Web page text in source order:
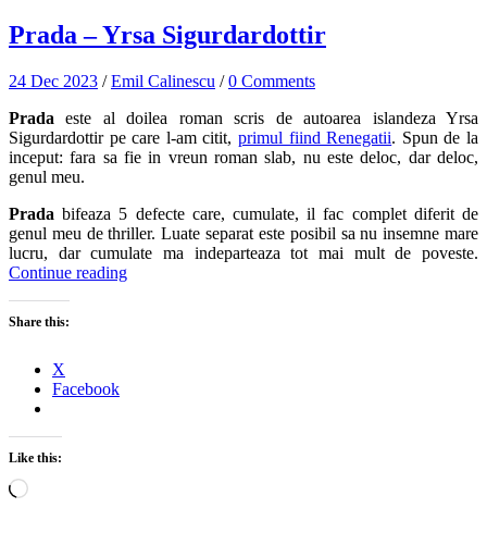
Prada – Yrsa Sigurdardottir
24 Dec 2023 /Emil Calinescu /0 Comments
Prada este al doilea roman scris de autoarea islandeza Yrsa
Sigurdardottir pe care l-am citit, primul fiind Renegatii. Spun de la
inceput: fara sa fie in vreun roman slab, nu este deloc, dar deloc,
genul meu.
Prada bifeaza 5 defecte care, cumulate, il fac complet diferit de
genul meu de thriller. Luate separat este posibil sa nu insemne mare
lucru, dar cumulate ma indeparteaza tot mai mult de poveste.
Continue reading
Share this:
X
Facebook
Like this:
Loading…